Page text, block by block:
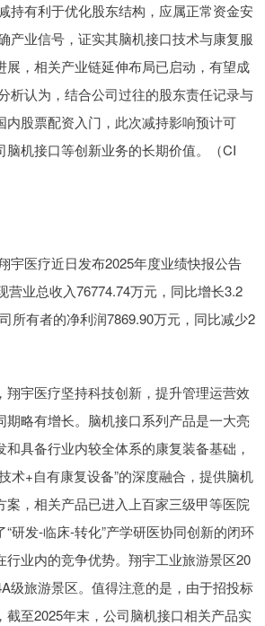
持有利于优化股东结构，应属正常资金安
产业信号，证实其脑机接口技术与康复服
展，相关产业链延伸布局已启动，有望成
析认为，结合公司过往的股东责任记录与
内股票配资入门，此次减持影响预计可
脑机接口等创新业务的长期价值。（CI
宇医疗近日发布2025年度业绩快报公告
营业总收入76774.74万元，同比增长3.2
所有者的净利润7869.90万元，同比减少2
翔宇医疗坚持科技创新，提升管理运营效
期略有增长。脑机接口系列产品是一大亮
和具备行业内较全体系的康复装备基础，
术+自有康复设备”的深度融合，提供脑机
案，相关产品已进入上百家三级甲等医院
研发-临床-转化”产学研医协同创新的闭环
行业内的竞争优势。翔宇工业旅游景区20
级旅游景区。值得注意的是，由于招投标
截至2025年末，公司脑机接口相关产品实